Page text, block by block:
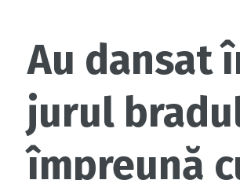
Să ne fiți sănătoși
Au dansat
jurul
împreună